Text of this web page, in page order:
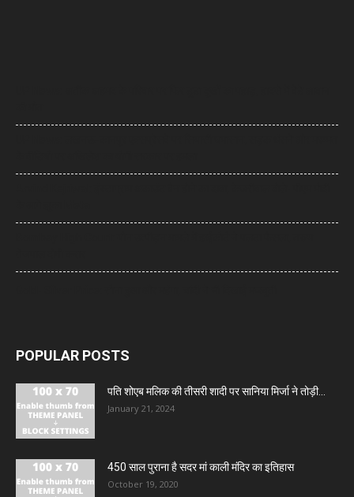
POPULAR POSTS
पति शोएब मलिक की तीसरी शादी पर सानिया मिर्जा ने तोड़ी...
January 21, 2024
450 साल पुराना है सदर मां काली मंदिर का इतिहास
October 19, 2020